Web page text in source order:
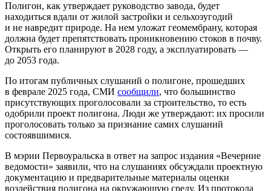
Полигон, как утверждает руководство завода, будет
находиться вдали от жилой застройки и сельхозугодий
и не навредит природе. На нем уложат геомембрану, которая
должна будет препятствовать проникновению стоков в почву.
Открыть его планируют в 2028 году, а эксплуатировать —
до 2053 года.
По итогам публичных слушаний о полигоне, прошедших
в феврале 2025 года, СМИ сообщили, что большинство
присутствующих проголосовали за строительство, то есть
одобрили проект полигона. Люди же утверждают: их просили
проголосовать только за признание самих слушаний
состоявшимися.
В мэрии Первоуральска в ответ на запрос издания «Вечерние
ведомости» заявили, что на слушаниях обсуждали проектную
документацию и предварительные материалы оценки
воздействия полигона на окружающую среду. Из протокола